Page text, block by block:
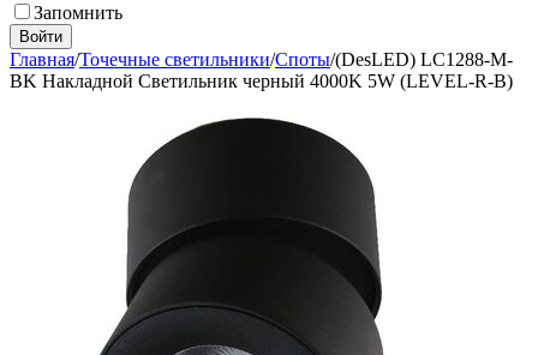
Запомнить
Войти
Главная/Точечные светильники/Споты/(DesLED) LC1288-M-
BK Накладной Cветильник черный 4000K 5W (LEVEL-R-B)